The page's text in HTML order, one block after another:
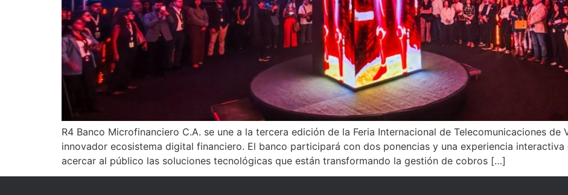
R4 Banco Microfinanciero C.A. se une a la tercera edición de la Feria Internacional de Telecomunicaciones de
innovador ecosistema digital financiero. El banco participará con dos ponencias y una experiencia interactiva
acercar al público las soluciones tecnológicas que están transformando la gestión de cobros […]